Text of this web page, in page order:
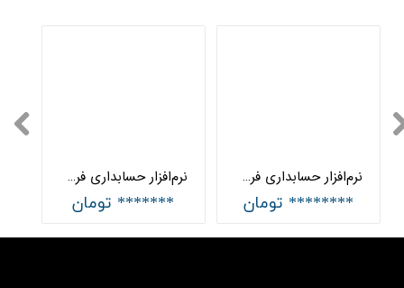
نرم‌افزار حسابداری فرش ماشینی و موکت ساده هلو APEX
******* تومان
نرم‌افزار حسابداری فرش ماشینی و موکت پیشرفته هلو APEX
******** تومان